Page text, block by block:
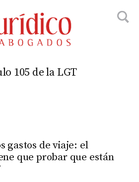
105 de la LGT
gastos de viaje: el
que probar que están